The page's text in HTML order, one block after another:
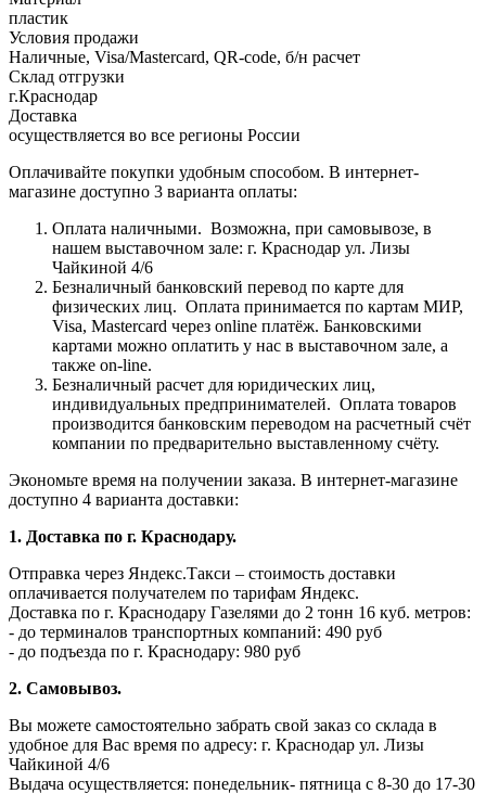
пластик
Условия продажи
Наличные, Visa/Mastercard, QR-code, б/н расчет
Склад отгрузки
г.Краснодар
Доставка
осуществляется во все регионы России
Оплачивайте покупки удобным способом. В интернет-
магазине доступно 3 варианта оплаты:
Оплата наличными. Возможна, при самовывозе, в
нашем выставочном зале: г. Краснодар ул. Лизы
Чайкиной 4/6
Безналичный банковский перевод по карте для
физических лиц. Оплата принимается по картам МИР,
Visa, Mastercard через online платёж. Банковскими
картами можно оплатить у нас в выставочном зале, а
также on-line.
Безналичный расчет для юридических лиц,
индивидуальных предпринимателей. Оплата товаров
производится банковским переводом на расчетный счёт
компании по предварительно выставленному счёту.
Экономьте время на получении заказа. В интернет-магазине
доступно 4 варианта доставки:
1. Доставка по г. Краснодару.
Отправка через Яндекс.Такси – стоимость доставки
оплачивается получателем по тарифам Яндекс.
Доставка по г. Краснодару Газелями до 2 тонн 16 куб. метров:
- до терминалов транспортных компаний: 490 руб
- до подъезда по г. Краснодару: 980 руб
2. Самовывоз.
Вы можете самостоятельно забрать свой заказ со склада в
удобное для Вас время по адресу: г. Краснодар ул. Лизы
Чайкиной 4/6
Выдача осуществляется: понедельник- пятница с 8-30 до 17-30